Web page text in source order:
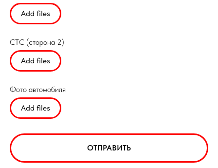
Add files
СТС (сторона 2)
Add files
Фото автомобиля
Add files
ОТПРАВИТЬ